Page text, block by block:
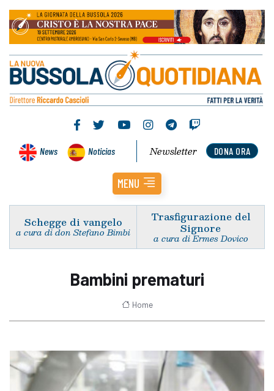
News Noticias DONA ORA
Newsletter
MENU
Schegge di vangelo
a cura di don Stefano Bimbi
Trasfigurazione del
Signore
a cura di Ermes Dovico
Bambini prematuri
Home